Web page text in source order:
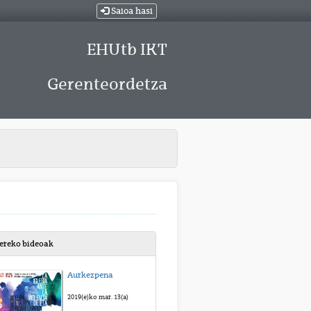
Saioa hasi
EHUtb IKT
Gerenteordetza
bideoak
Aurkezpena
2019(e)ko mar. 13(a)